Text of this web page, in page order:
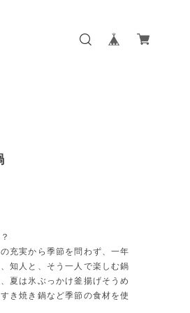
充実から季節を問わず、一年
知人と、そう一人で楽しむ鍋
夏は氷ぶっかけ釜揚げそうめ
き焼き鍋など季節の食材を使